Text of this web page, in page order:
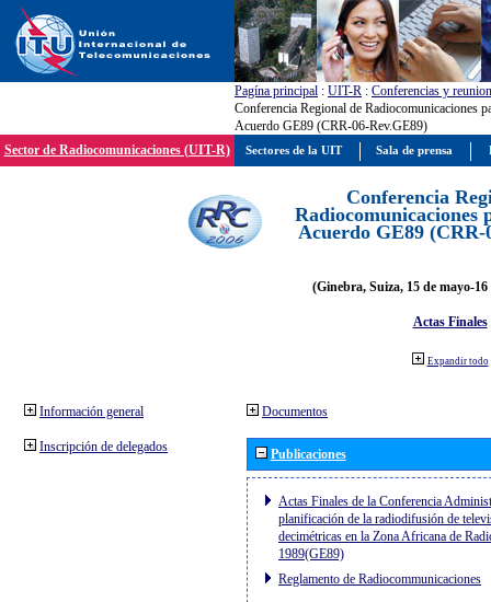
Pagína principal : UIT-R : Conferencias y
Conferencia Regional de Radiocomunicaciones
Acuerdo GE89 (CRR-06-Rev.GE89)
Sector de Radiocomunicaciones (UIT-R)
Conferencia
Radiocomunicaciones
Acuerdo GE89 (CRR-
(Ginebra, Suiza, 15 de mayo-
Actas Finales
Expandir todo
Información general
Inscripción de delegados
Documentos
Publicaciones
Actas Finales de la Conferencia
planificación de la radiodifusión de
decimétricas en la Zona Africana de
1989(GE89)
Reglamento de Radiocommunicaciones
Sectores de la UIT Sala de prensa